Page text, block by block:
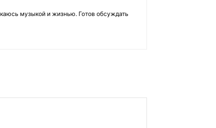
музыкой и жизнью. Готов обсуждать